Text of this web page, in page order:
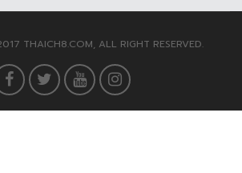
THAICH8.COM, ALL RIGHT RESERVED.